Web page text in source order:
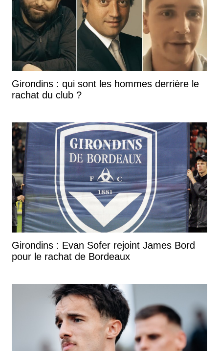
Girondins : qui sont les hommes derrière le
rachat du club ?
Girondins : Evan Sofer rejoint James Bord
pour le rachat de Bordeaux